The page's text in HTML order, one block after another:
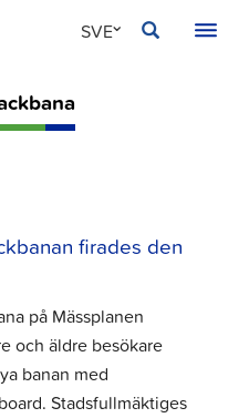
SVE
firades den
på Mässplanen
och äldre besökare
banan med
Stadsfullmäktiges